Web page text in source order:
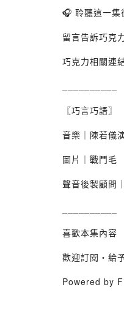
🎧 聆聽這一集
留言告訴巧克
巧克力相關連
〖巧言巧語〗
音樂｜陳若儀
圖片｜戰鬥毛
聲音後製顧問
喜歡本集內容
歡迎訂閱・給
Powered by